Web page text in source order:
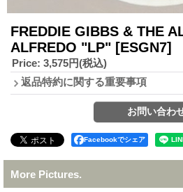
FREDDIE GIBBS & THE
ALFREDO "LP" [ESGN7]
Price: 3,575円(税込)
返品特約に関する重要事項
Facebookでシェア
More Pictures.